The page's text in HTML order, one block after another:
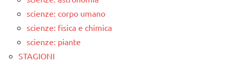
scienze: corpo umano
scienze: fisica e chimica
scienze: piante
STAGIONI